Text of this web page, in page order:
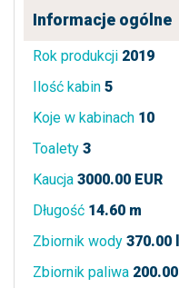
Informacje ogólne
Rok produkcji 2019
Ilość kabin 5
Koje w kabinach 10
Toalety 3
Kaucja 3000.00 EUR
Długość 14.60 m
Zbiornik wody 370.00 l
Zbiornik paliwa 200.00 l